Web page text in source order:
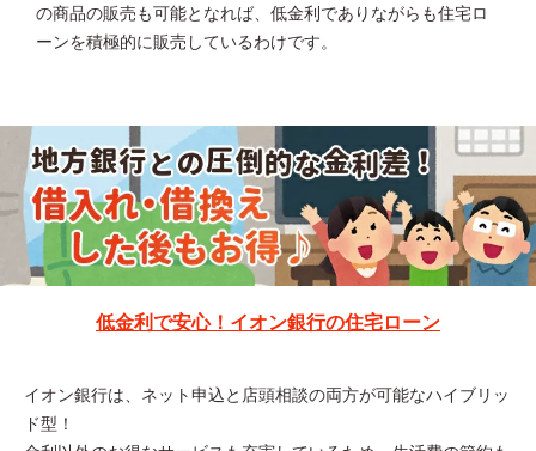
の商品の販売も可能となれば、低金利でありながらも住宅ロ
ーンを積極的に販売しているわけです。
低金利で安心！イオン銀行の住宅ローン
イオン銀行は、ネット申込と店頭相談の両方が可能なハイブリッ
ド型！